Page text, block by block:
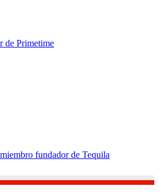
de Primetime
fundador de Tequila